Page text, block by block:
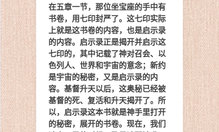
在五章一节，那位坐宝座的手中有
书卷，用七印封严了。这七印实际
上就是这书卷的内容，也是启示录
的内容。启示录正是揭开并启示这
七印的，其中记载了神对召会、以
色列人、世界和宇宙的意念；新约
是宇宙的秘密，又是启示录的内
容。基督升天以后，这奥秘已经被
基督的死、复活和升天揭开了。所
以，启示录这本书就是神手里打开
的秘密，展开的书卷。现在，我们